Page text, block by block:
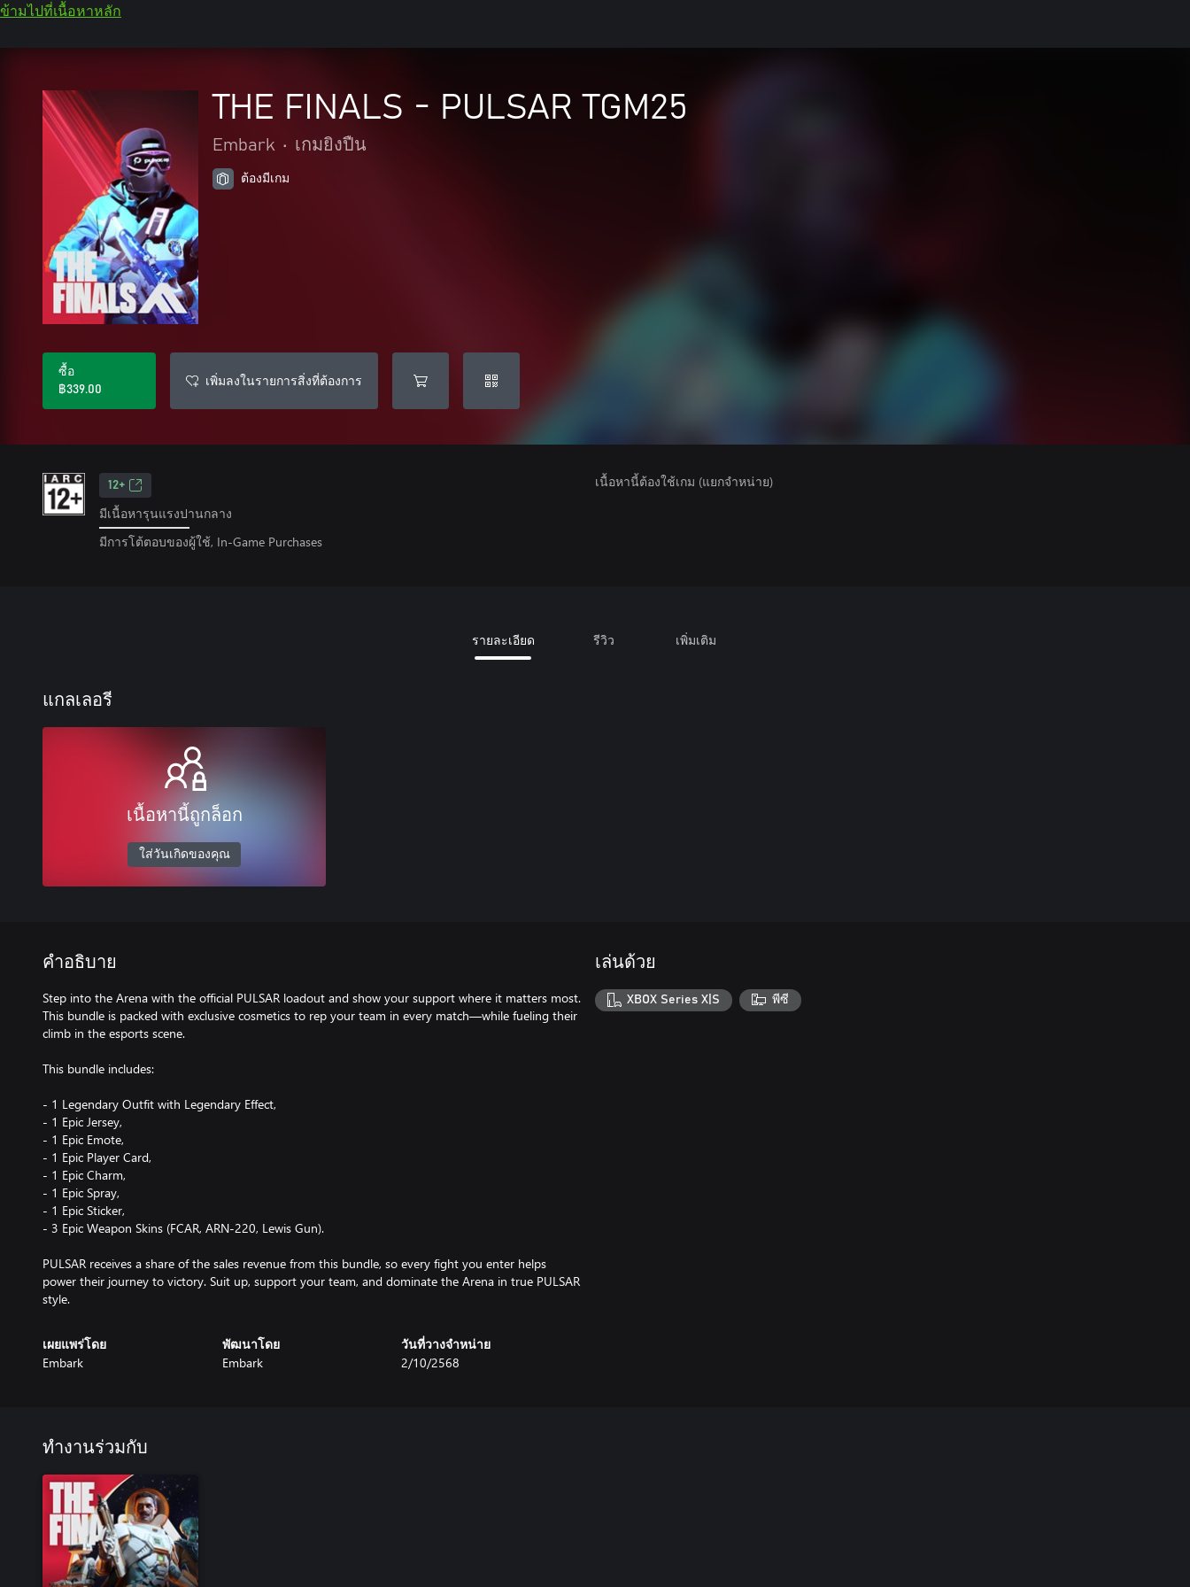
ข้ามไปที่เนื้อหาหลัก
THE FINALS - PULSAR TGM25
Embark • เกมยิงปืน
ต้องมีเกม
ซื้อ
฿339.00
เพิ่มลงในรายการสิ่งที่ต้องการ
12+
มีเนื้อหารุนแรงปานกลาง
มีการโต้ตอบของผู้ใช้, In-Game Purchases
เนื้อหานี้ต้องใช้เกม (แยกจำหน่าย)
รายละเอียด รีวิว เพิ่มเติม
แกลเลอรี
เนื้อหานี้ถูกล็อก
ใส่วันเกิดของคุณ
คำอธิบาย
Step into the Arena with the official PULSAR loadout and show your support where it matters most.
This bundle is packed with exclusive cosmetics to rep your team in every match—while fueling their
climb in the esports scene.
This bundle includes:
- 1 Legendary Outfit with Legendary Effect,
- 1 Epic Jersey,
- 1 Epic Emote,
- 1 Epic Player Card,
- 1 Epic Charm,
- 1 Epic Spray,
- 1 Epic Sticker,
- 3 Epic Weapon Skins (FCAR, ARN-220, Lewis Gun).
PULSAR receives a share of the sales revenue from this bundle, so every fight you enter helps
power their journey to victory. Suit up, support your team, and dominate the Arena in true PULSAR
style.
เผยแพร่โดย
Embark
พัฒนาโดย
Embark
วันที่วางจำหน่าย
2/10/2568
เล่นด้วย
XBOX Series X|S พีซี
ทำงานร่วมกับ